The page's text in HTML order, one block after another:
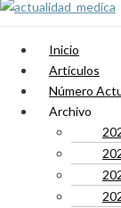
Inicio
Artículos
Número
Archivo